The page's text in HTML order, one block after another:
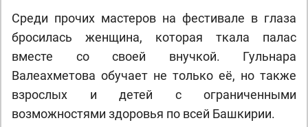
Среди прочих мастеров на фестивале в глаза
бросилась женщина, которая ткала палас
вместе со своей внучкой. Гульнара
Валеахметова обучает не только её, но также
взрослых и детей с ограниченными
возможностями здоровья по всей Башкирии.